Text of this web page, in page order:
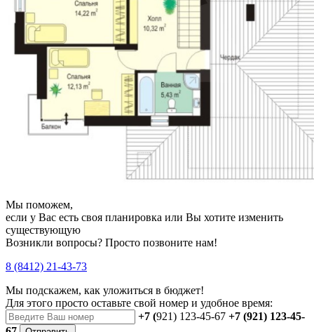
Мы поможем,
если у Вас есть своя планировка или Вы хотите изменить
существующую
Возникли вопросы? Просто позвоните нам!
8 (8412) 21-43-73
Мы подскажем, как уложиться в бюджет!
Для этого просто оставьте свой номер и удобное время:
+7 (921) 123-45-67 +7 (921) 123-45-